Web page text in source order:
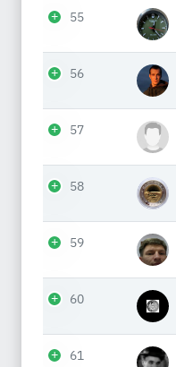
55
56
57
58
59
60
61